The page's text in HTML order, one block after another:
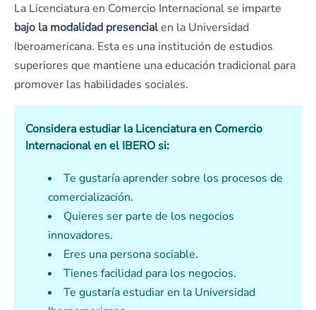
La Licenciatura en Comercio Internacional se imparte
bajo la modalidad presencialen la Universidad
Iberoamericana. Esta es una institución de estudios
superiores que mantiene una educación tradicional para
promover las habilidades sociales.
Considera estudiar la Licenciatura en Comercio
Internacional en el IBERO si:
Te gustaría aprender sobre los procesos de
comercialización.
Quieres ser parte de los negocios
innovadores.
Eres una persona sociable.
Tienes facilidad para los negocios.
Te gustaría estudiar en la Universidad